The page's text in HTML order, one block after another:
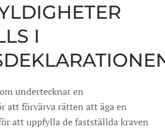
I
undertecknar en
att förvärva rätten att äga en
att uppfylla de fastställda kraven